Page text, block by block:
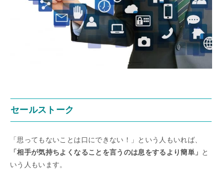
セールストーク
「思ってもないことは口にできない！」という人もいれば、
「相手が気持ちよくなることを言うのは息をするより簡単」 と
いう人もいます。